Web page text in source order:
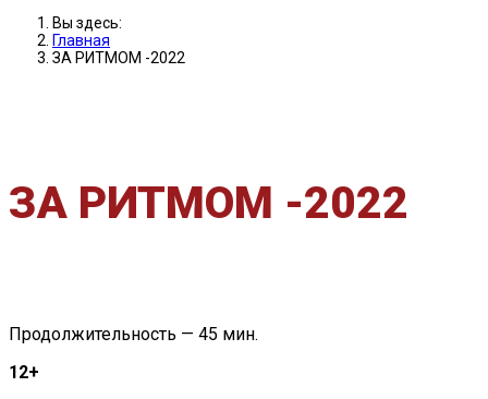
Вы здесь:
Главная
ЗА РИТМОМ -2022
ЗА РИТМОМ -2022
Продолжительность — 45 мин.
12+